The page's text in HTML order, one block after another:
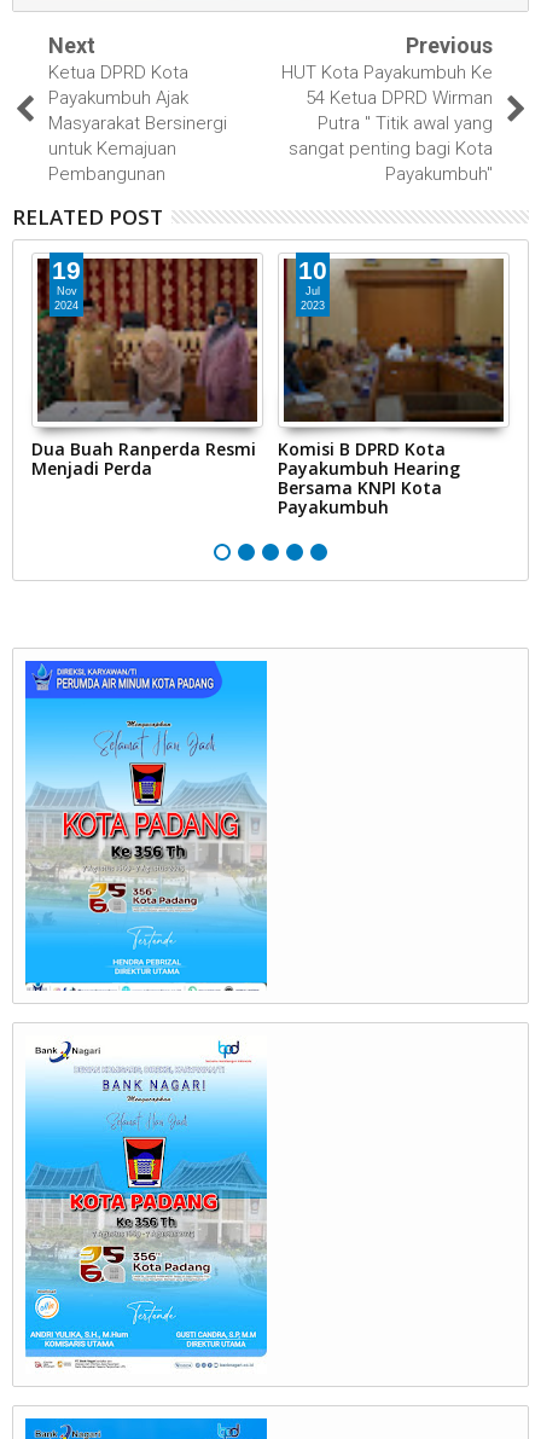
Next
Ketua DPRD Kota
Payakumbuh Ajak
Masyarakat Bersinergi
untuk Kemajuan
Pembangunan
Previous
HUT Kota Payakumbuh Ke
54 Ketua DPRD Wirman
Putra " Titik awal yang
sangat penting bagi Kota
Payakumbuh"
RELATED POST
19
Nov
2024
Dua Buah Ranperda Resmi
Menjadi Perda
10
Jul
2023
Komisi B DPRD Kota
Payakumbuh Hearing
Bersama KNPI Kota
Payakumbuh